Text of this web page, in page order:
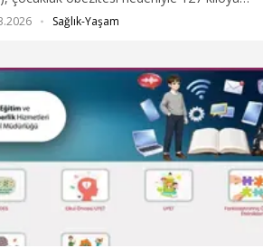
çıktıktan sonra ileri derecede karaciğer
tespit edilmesi üzerine 1 ay önce tüp
107 kiloya düşen Tammiş, hedefinin 70
düşerek, voleybol oynama hayalini
olduğunu söyledi.
Sağlık-Yaşam